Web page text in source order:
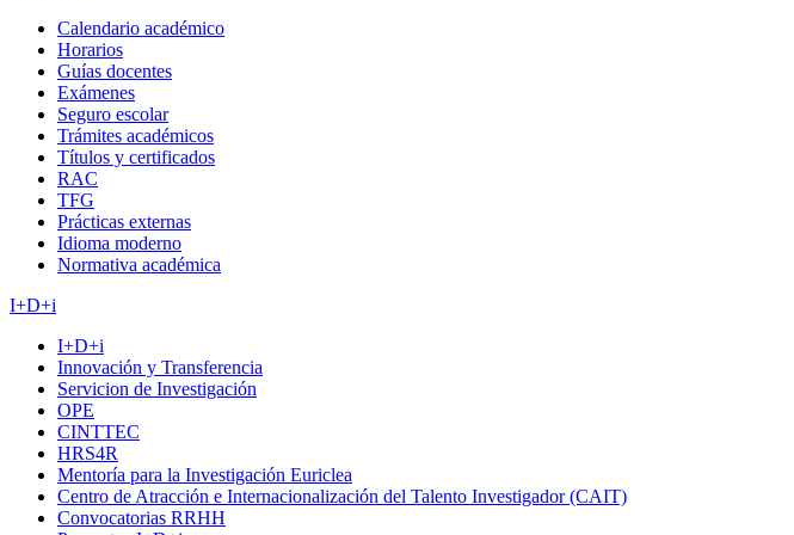
Calendario académico
Horarios
Guías docentes
Exámenes
Seguro escolar
Trámites académicos
Títulos y certificados
RAC
TFG
Prácticas externas
Idioma moderno
Normativa académica
I+D+i
I+D+i
Innovación y Transferencia
Servicion de Investigación
OPE
CINTTEC
HRS4R
Mentoría para la Investigación Euriclea
Centro de Atracción e Internacionalización del Talento Investigador (CAIT)
Convocatorias RRHH